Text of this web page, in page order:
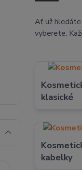
Ať už hledáte
vyberete.
klasické
kabelky